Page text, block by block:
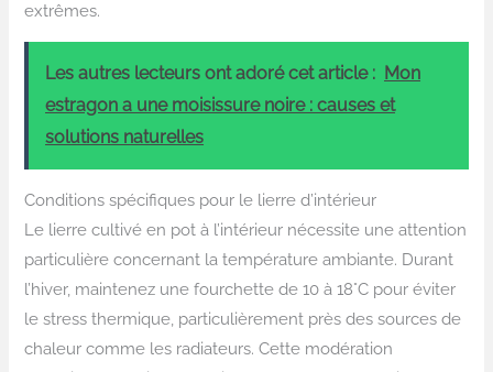
extrêmes.
Les autres lecteurs ont adoré cet article : Mon
estragon a une moisissure noire : causes et
solutions naturelles
Conditions spécifiques pour le lierre d’intérieur
Le lierre cultivé en pot à l’intérieur nécessite une attention
particulière concernant la température ambiante. Durant
l’hiver, maintenez une fourchette de 10 à 18°C pour éviter
le stress thermique, particulièrement près des sources de
chaleur comme les radiateurs. Cette modération